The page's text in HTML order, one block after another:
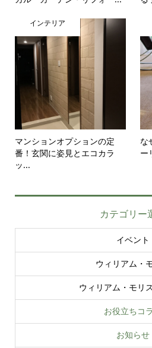
インテリア
マンションオプションの定
番！玄関に姿見とエコカラ
ッ...
な
ー
カテゴリー
イベント
ウィリアム・
ウィリアム・モリ
お役立ちコ
お知らせ